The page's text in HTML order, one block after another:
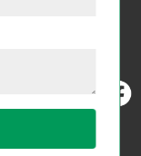
med
och lager.